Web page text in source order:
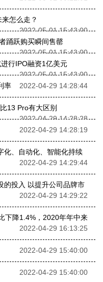
怎么走？
2022-05-01 15:43:00
踊跃购买瞬间售罄
2022-05-01 15:43:00
行IPO融资1亿美元
2022-05-01 15:43:00
率
2022-04-29 14:28:44
13 Pro有大区别
2022-04-29 14:28:28
2022-04-29 14:28:19
化、自动化、智能化持续
2022-04-29 14:29:44
的投入 以提升公司品牌市
2022-04-29 14:29:22
下降1.4%，2020年年中来
2022-04-29 16:13:25
2022-04-29 15:40:00
2022-04-29 15:40:00